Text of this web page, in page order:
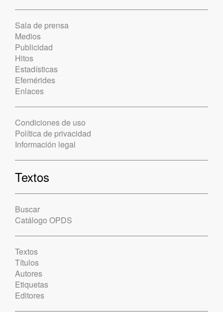
Sala de prensa
Medios
Publicidad
Hitos
Estadísticas
Efemérides
Enlaces
Condiciones de uso
Política de privacidad
Información legal
Textos
Buscar
Catálogo OPDS
Textos
Títulos
Autores
Etiquetas
Editores